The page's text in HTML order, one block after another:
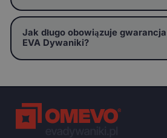
Jak długo obowiązuje gwarancja
EVA Dywaniki?